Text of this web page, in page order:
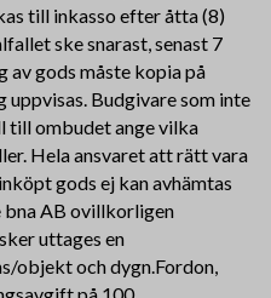
till inkasso efter åtta (8)
ske snarast, senast 7
av gods måste kopia på
Budgivare som inte
till ombudet ange vilka
Hela ansvaret att rätt vara
gods ej kan avhämtas
bna AB ovillkorligen
uttages en
objekt och dygn.Fordon,